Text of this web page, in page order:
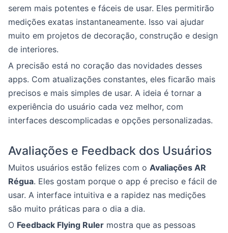
serem mais potentes e fáceis de usar. Eles permitirão
medições exatas instantaneamente. Isso vai ajudar
muito em projetos de decoração, construção e design
de interiores.
A precisão está no coração das novidades desses
apps. Com atualizações constantes, eles ficarão mais
precisos e mais simples de usar. A ideia é tornar a
experiência do usuário cada vez melhor, com
interfaces descomplicadas e opções personalizadas.
Avaliações e Feedback dos Usuários
Muitos usuários estão felizes com o Avaliações AR
Régua. Eles gostam porque o app é preciso e fácil de
usar. A interface intuitiva e a rapidez nas medições
são muito práticas para o dia a dia.
O Feedback Flying Ruler mostra que as pessoas